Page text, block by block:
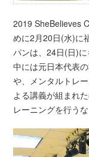
2019 SheBelieves
めに2月20日(水)に
パンは、24日(日)
中には元日本代表
や、メンタルトレ
よる講義が組まれ
レーニングを行う